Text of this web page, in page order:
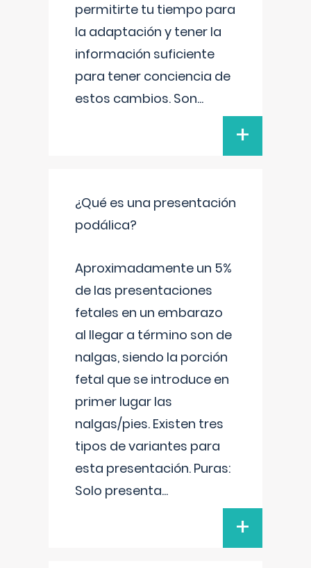
permitirte tu tiempo para
la adaptación y tener la
información suficiente
para tener conciencia de
estos cambios. Son...
+
¿Qué es una presentación
podálica?
Aproximadamente un 5%
de las presentaciones
fetales en un embarazo
al llegar a término son de
nalgas, siendo la porción
fetal que se introduce en
primer lugar las
nalgas/pies. Existen tres
tipos de variantes para
esta presentación. Puras:
Solo presenta...
+